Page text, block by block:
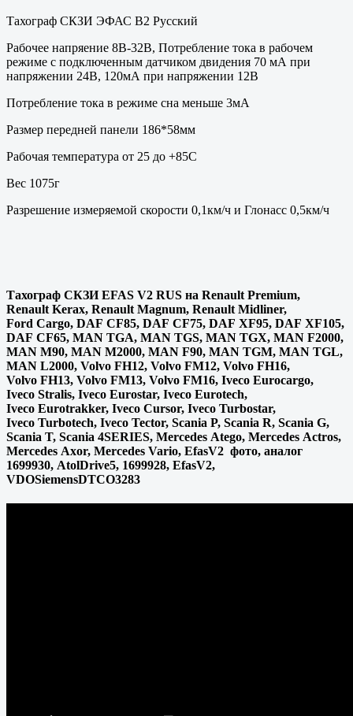
Тахограф СКЗИ ЭФАС В2 Русский
Рабочее напряение 8В-32В, Потребление тока в рабочем
режиме с подключенным датчиком двидения 70 мА при
напряжении 24В, 120мА при напряжении 12В
Потребление тока в режиме сна меньше 3мА
Размер передней панели 186*58мм
Рабочая температура от 25 до +85С
Вес 1075г
Разрешение измеряемой скорости 0,1км/ч и Глонасс 0,5км/ч
Тахограф СКЗИ EFAS V2 RUS на Renault Premium,
Renault Kerax, Renault Magnum, Renault Midliner,
Ford Cargo, DAF CF85, DAF CF75, DAF XF95, DAF XF105,
DAF CF65, MAN TGA, MAN TGS, MAN TGX, MAN F2000,
MAN M90, MAN M2000, MAN F90, MAN TGM, MAN TGL,
MAN L2000, Volvo FH12, Volvo FM12, Volvo FH16,
Volvo FH13, Volvo FM13, Volvo FM16, Iveco Eurocargo,
Iveco Stralis, Iveco Eurostar, Iveco Eurotech,
Iveco Eurotrakker, Iveco Cursor, Iveco Turbostar,
Iveco Turbotech, Iveco Tector, Scania P, Scania R, Scania G,
Scania T, Scania 4SERIES, Mercedes Atego, Mercedes Actros,
Mercedes Axor, Mercedes Vario, EfasV2 фото, аналог
1699930, AtolDrive5, 1699928, EfasV2,
VDOSiemensDTCO3283